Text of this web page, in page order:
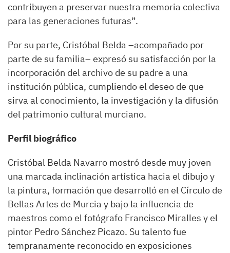
contribuyen a preservar nuestra memoria colectiva
para las generaciones futuras”.
Por su parte, Cristóbal Belda –acompañado por
parte de su familia– expresó su satisfacción por la
incorporación del archivo de su padre a una
institución pública, cumpliendo el deseo de que
sirva al conocimiento, la investigación y la difusión
del patrimonio cultural murciano.
Perfil biográfico
Cristóbal Belda Navarro mostró desde muy joven
una marcada inclinación artística hacia el dibujo y
la pintura, formación que desarrolló en el Círculo de
Bellas Artes de Murcia y bajo la influencia de
maestros como el fotógrafo Francisco Miralles y el
pintor Pedro Sánchez Picazo. Su talento fue
tempranamente reconocido en exposiciones